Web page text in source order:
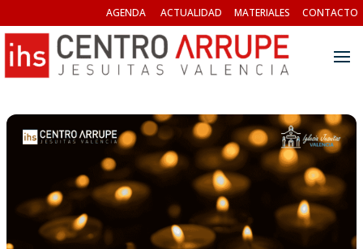
AGENDA ACTUALIDAD MATERIALES CONTACTO